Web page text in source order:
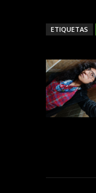
ETIQUETAS